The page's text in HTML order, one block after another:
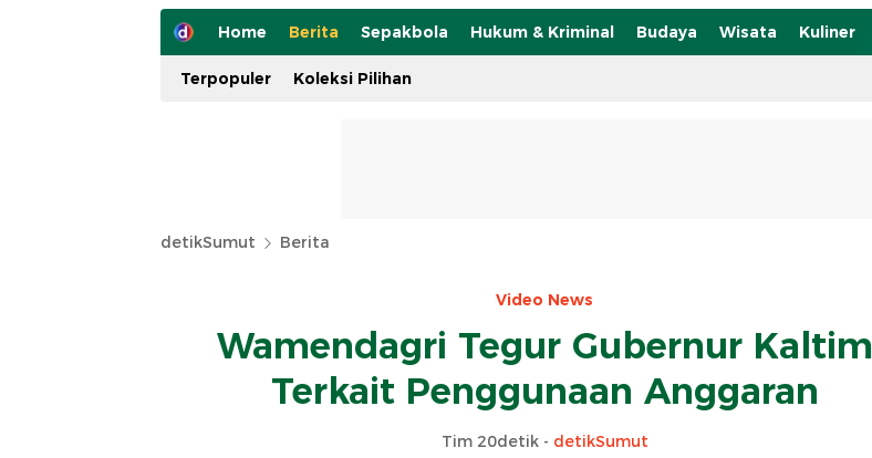
Home Berita Sepakbola Hukum & Kriminal Budaya Wisata Kuliner
Terpopuler Koleksi Pilihan
detikSumut Berita
Video News
Wamendagri Tegur Gubernur Kaltim
Terkait Penggunaan Anggaran
Tim 20detik - detikSumut